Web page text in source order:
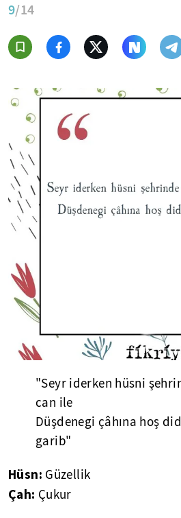
9/14
"Seyr iderken hüsni
can ile
Düşdenegi çâhına hoş
garib"
Hüsn: Güzellik
Çah: Çukur